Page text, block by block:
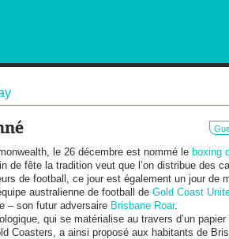
AND OUT OF HOME
le 26 décembre est nommé le boxing
de fête la tradition veut que l’on distribue des
de football, ce jour est également un jour de
australienne de football de Gold Coast
– son futur adversaire Brisbane Roar.
qui se matérialise au travers d’un
Coasters, a ainsi proposé aux habitants de